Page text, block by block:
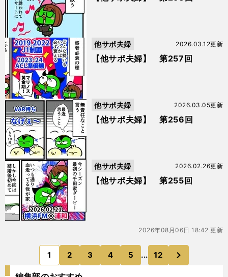
【他サポ夫婦】 第257回
2026.03.12更新
他サポ夫婦
【他サポ夫婦】 第256回
2026.03.05更新
他サポ夫婦
【他サポ夫婦】 第255回
2026.02.26更新
他サポ夫婦
2026年08月06日 18:42 更新
1 2 3 4 5 ... 12